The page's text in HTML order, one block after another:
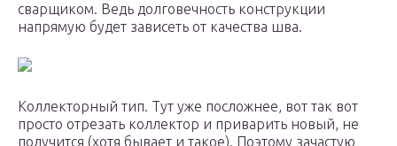
сварщиком. Ведь долговечность конструкции
напрямую будет зависеть от качества шва.
Коллекторный тип. Тут уже посложнее, вот так вот
просто отрезать коллектор и приварить новый, не
получится (хотя бывает и такое). Поэтому зачастую